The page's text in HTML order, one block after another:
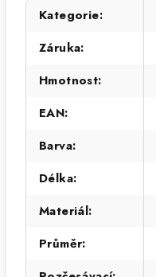
Kategorie:
Záruka:
Hmotnost:
EAN:
Barva:
Délka:
Materiál:
Průměr: